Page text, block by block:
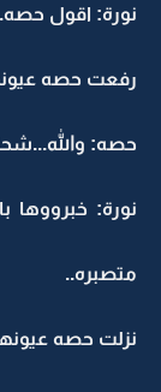
نورة: اقول
رفعت حصه
حصه:
نورة: خبرووها
متصبره..
نزلت حصه